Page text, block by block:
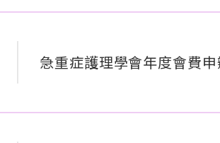
急重症護理學會年度會費